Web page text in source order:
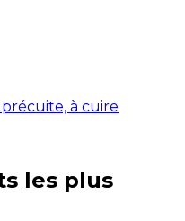
à cuire
les plus